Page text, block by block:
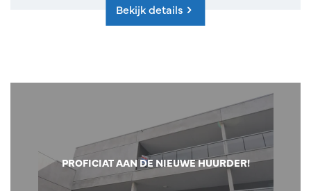
Bekijk details
PROFICIAT AAN DE NIEUWE HUURDER!